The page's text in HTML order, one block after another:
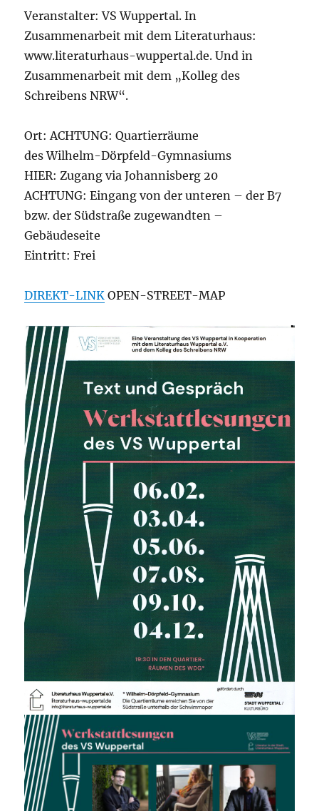
Veranstalter: VS Wuppertal. In
Zusammenarbeit mit dem Literaturhaus:
www.literaturhaus-wuppertal.de. Und in
Zusammenarbeit mit dem „Kolleg des
Schreibens NRW“.
Ort: ACHTUNG: Quartierräume
des Wilhelm-Dörpfeld-Gymnasiums
HIER: Zugang via Johannisberg 20
ACHTUNG: Eingang von der unteren – der B7
bzw. der Südstraße zugewandten –
Gebäudeseite
Eintritt: Frei
DIREKT-LINK OPEN-STREET-MAP